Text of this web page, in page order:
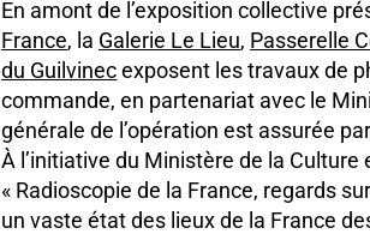
En amont de l’exposition collective
France, la Galerie Le Lieu, Passerelle
du Guilvinecexposent les travaux de
commande, en partenariat avec le
générale de l’opération est assurée
À l’initiative du Ministère de la
« Radioscopie de la France, regards
un vaste état des lieux de la France